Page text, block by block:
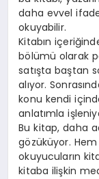
daha evvel
okuyabilir.
Kitabın
bölümü olarak
satışta baştan
alıyor.
konu kendi
anlatımla
Bu kitap, daha
gözüküyor.
okuyucuların
kitaba ilişkin